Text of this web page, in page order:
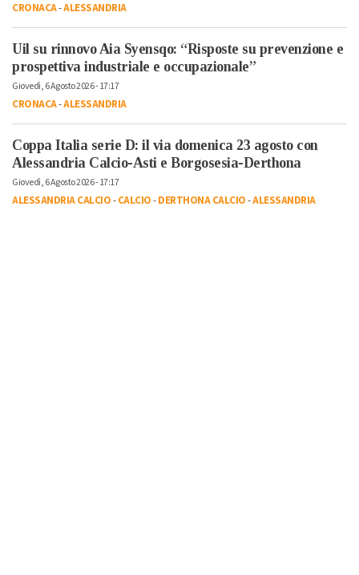
CRONACA-ALESSANDRIA
Uil su rinnovo Aia Syensqo: “Risposte su prevenzione e
prospettiva industriale e occupazionale”
Giovedì, 6 Agosto 2026 - 17:17
CRONACA-ALESSANDRIA
Coppa Italia serie D: il via domenica 23 agosto con
Alessandria Calcio-Asti e Borgosesia-Derthona
Giovedì, 6 Agosto 2026 - 17:17
ALESSANDRIA CALCIO-CALCIO-DERTHONA CALCIO-ALESSANDRIA